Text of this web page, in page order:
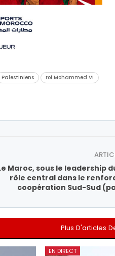
Palestiniens roi Mohammed VI
Maroc, sous le leadership
rôle central dans le
coopération Sud-Sud
Plus D'articles
EN DIRECT